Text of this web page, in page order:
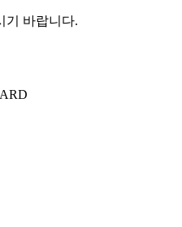
기 바랍니다.